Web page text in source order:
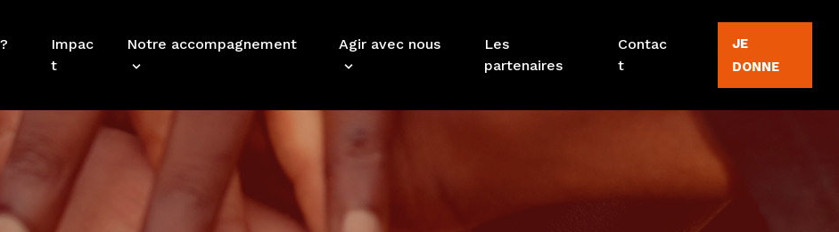
Impac
t
Notre accompagnement Agir avec nous
Les
partenaires
Contac
t
JE
DONNE